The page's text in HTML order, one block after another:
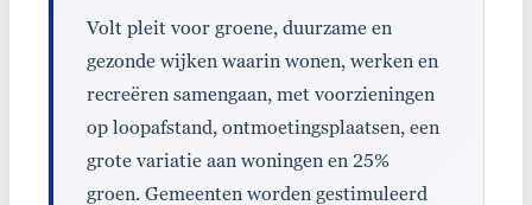
Volt pleit voor groene, duurzame en
gezonde wijken waarin wonen, werken en
recreëren samengaan, met voorzieningen
op loopafstand, ontmoetingsplaatsen, een
grote variatie aan woningen en 25%
groen. Gemeenten worden gestimuleerd